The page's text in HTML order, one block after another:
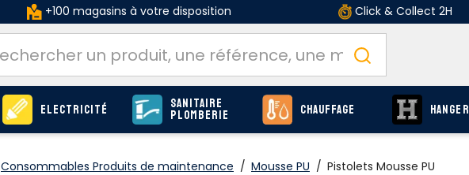
+100 magasins à votre disposition Click & Collect 2H
Electricité Sanitaire
Plomberie Chauffage HANGER
Consommables Produits de maintenance / Mousse PU / Pistolets Mousse PU